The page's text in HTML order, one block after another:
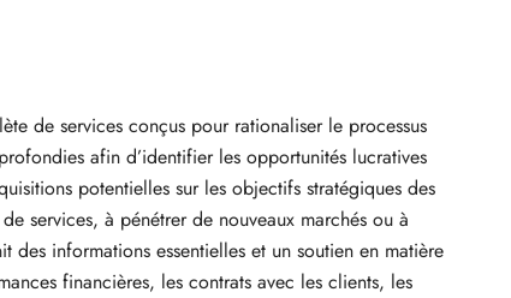
de services conçus pour rationaliser le processus
afin d’identifier les opportunités lucratives
potentielles sur les objectifs stratégiques des
services, à pénétrer de nouveaux marchés ou à
informations essentielles et un soutien en matière
financières, les contrats avec les clients, les